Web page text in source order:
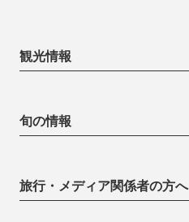
観光情報
旬の情報
旅行・メディア関係者の方へ